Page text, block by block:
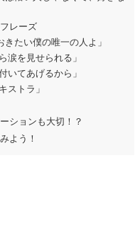
レーズ
きたい僕の唯一の人よ」
涙を見せられる」
いてあげるから」
ストラ」
ションも大切！？
よう！